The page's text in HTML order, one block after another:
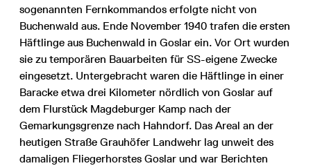
sogenannten Fernkommandos erfolgte nicht von
Buchenwald aus. Ende November 1940 trafen die ersten
Häftlinge aus Buchenwald in Goslar ein. Vor Ort wurden
sie zu temporären Bauarbeiten für SS-eigene Zwecke
eingesetzt. Untergebracht waren die Häftlinge in einer
Baracke etwa drei Kilometer nördlich von Goslar auf
dem Flurstück Magdeburger Kamp nach der
Gemarkungsgrenze nach Hahndorf. Das Areal an der
heutigen Straße Grauhöfer Landwehr lag unweit des
damaligen Fliegerhorstes Goslar und war Berichten